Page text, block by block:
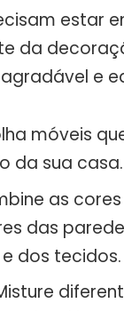
estar
da
e
móveis
da sua casa.
as
das
dos tecidos.